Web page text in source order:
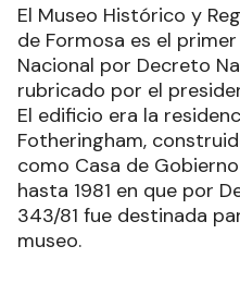
El Museo Histórico y
de Formosa es el
Nacional por Decreto
rubricado por el
El edificio era la
Fotheringham,
como Casa de
hasta 1981 en que por
343/81 fue destinada
museo.